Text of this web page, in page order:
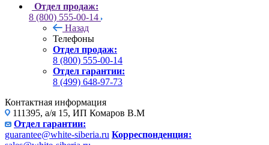
Отдел продаж:
8 (800) 555-00-14
Назад
Телефоны
Отдел продаж:
8 (800) 555-00-14
Отдел гарантии:
8 (499) 648-97-73
Контактная информация
111395, а/я 15, ИП Комаров В.М
Отдел гарантии:
guarantee@white-siberia.ru Корреспонденция: